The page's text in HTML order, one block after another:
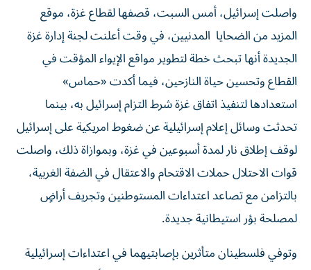
واصلت إسرائيل، أمس السبت، قصفها لقطاع غزة، موقع
المزيد من الضحايا المدنيين، في وقت أعلنت لجنة إدارة غزة
الجديدة أنها تبحث خطة لتطوير مواقع الإيواء المؤقت في
القطاع وتحسين حياة النازحين، فيما أكدت «حماس»
استعدادها لتنفيذ اتفاق غزة شرط التزام إسرائيل به، بينما
تحدثت وسائل إعلام إسرائيلية عن ضغوط امريكية على إسرائيل
لوقف إطلاق نار لمدة أسبوعين في غزة، وبموازاة ذلك، واصلت
قوات الاحتلال حملات الاقتحام والاعتقال في الضفة الغربية،
بالتزامن مع تصاعد اعتداءات المستوطنين وتجريف أراضٍ
لمصلحة بؤر استيطانية جديدة.
وتوفي فلسطينان متأثرين بإصابتيهما في اعتداءات إسرائيلية